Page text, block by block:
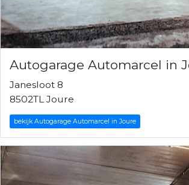
Autogarage Automarcel in
Janesloot 8
8502TL Joure
bekijk Autogarage Automarcel in Joure